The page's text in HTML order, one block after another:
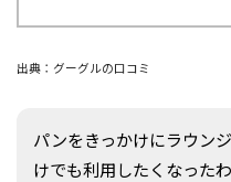
出典：グーグルの口コミ
パンをきっかけにラウン
けでも利用したくなった